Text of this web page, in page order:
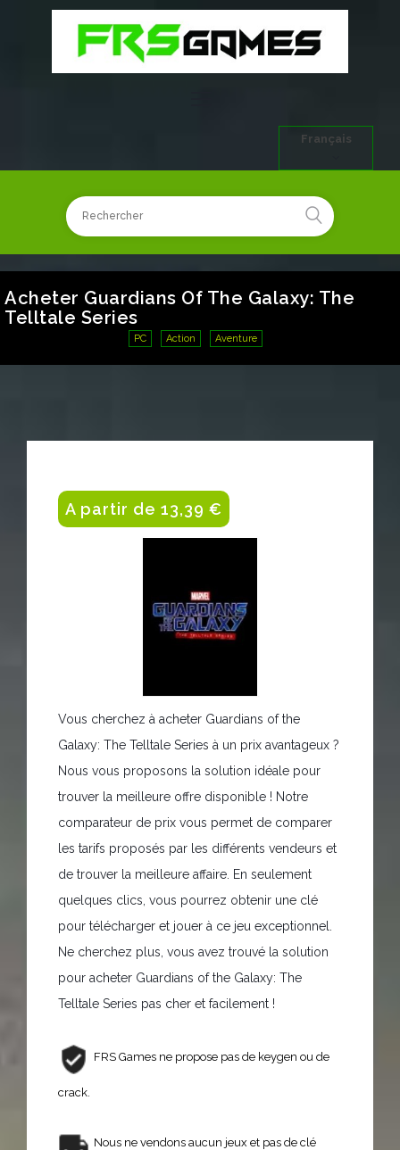
Français
Acheter Guardians Of The Galaxy: The
Telltale Series
PC Action Aventure
A partir de 13,39 €
Vous cherchez à acheter Guardians of the
Galaxy: The Telltale Series à un prix avantageux ?
Nous vous proposons la solution idéale pour
trouver la meilleure offre disponible ! Notre
comparateur de prix vous permet de comparer
les tarifs proposés par les différents vendeurs et
de trouver la meilleure affaire. En seulement
quelques clics, vous pourrez obtenir une clé
pour télécharger et jouer à ce jeu exceptionnel.
Ne cherchez plus, vous avez trouvé la solution
pour acheter Guardians of the Galaxy: The
Telltale Series pas cher et facilement !
FRS Games ne propose pas de keygen ou de
crack.
Nous ne vendons aucun jeux et pas de clé